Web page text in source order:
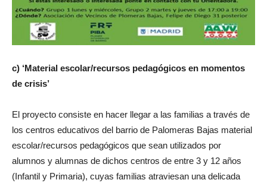
c) ‘Material escolar/recursos pedagógicos en momentos
de crisis’
El proyecto consiste en hacer llegar a las familias a través de
los centros educativos del barrio de Palomeras Bajas material
escolar/recursos pedagógicos que sean utilizados por
alumnos y alumnas de dichos centros de entre 3 y 12 años
(Infantil y Primaria), cuyas familias atraviesan una delicada